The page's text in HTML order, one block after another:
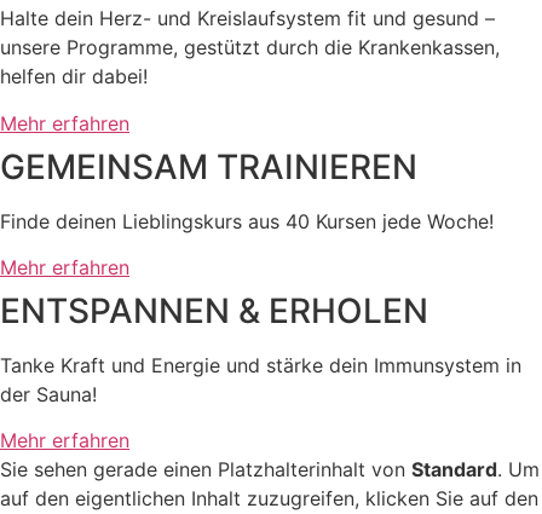
Halte dein Herz- und Kreislaufsystem fit und gesund –
unsere Programme, gestützt durch die Krankenkassen,
helfen dir dabei!
Mehr erfahren
GEMEINSAM TRAINIEREN
Finde deinen Lieblingskurs aus 40 Kursen jede Woche!
Mehr erfahren
ENTSPANNEN & ERHOLEN
Tanke Kraft und Energie und stärke dein Immunsystem in
der Sauna!
Mehr erfahren
Sie sehen gerade einen Platzhalterinhalt von Standard. Um
auf den eigentlichen Inhalt zuzugreifen, klicken Sie auf den